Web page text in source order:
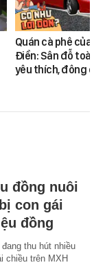
Quán cà phê
Điền: Sân đỗ
yêu thích, đông
đồng nuôi
con gái
đồng
thu hút nhiều
chiều trên MXH